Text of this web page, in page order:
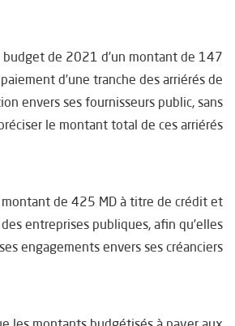
budget de 2021 d’un montant de 147
d’une tranche des arriérés de
envers ses fournisseurs public, sans
le montant total de ces arriérés.
montant de 425 MD à titre de crédit et
entreprises publiques, afin qu’elles
engagements envers ses créanciers.